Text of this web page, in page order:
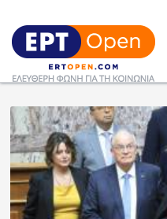
Ειδήσεις
Ελλάδα
Κοινωνία